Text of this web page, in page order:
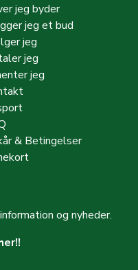
jeg byder
jeg et bud
jeg
jeg
jeg
& Betingelser
og nyheder.